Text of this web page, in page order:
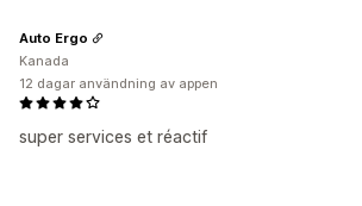
super services et réactif
Auto Ergo
Kanada
12 dagar användning av appen